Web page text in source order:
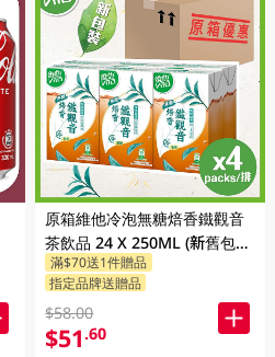
原箱維他冷泡無糖焙香鐵觀音
茶飲品 24 X 250ML (新舊包裝
隨機發貨)
滿$70送1件贈品
指定品牌送贈品
$58.00
$51.60